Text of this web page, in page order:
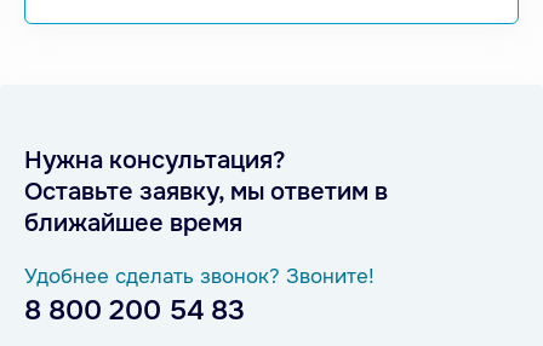
Нужна консультация?
Оставьте заявку, мы ответим в
ближайшее время
Удобнее сделать звонок? Звоните!
8 800 200 54 83